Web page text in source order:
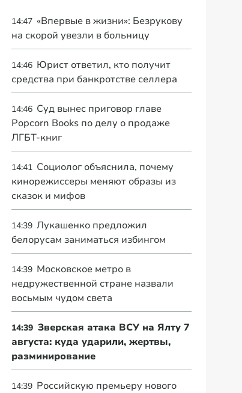
14:47 «Впервые в жизни»: Безрукову
на скорой увезли в больницу
14:46 Юрист ответил, кто получит
средства при банкротстве селлера
14:46 Суд вынес приговор главе
Popcorn Books по делу о продаже
ЛГБТ-книг
14:41 Социолог объяснила, почему
кинорежиссеры меняют образы из
сказок и мифов
14:39 Лукашенко предложил
белорусам заниматься избингом
14:39 Московское метро в
недружественной стране назвали
восьмым чудом света
14:39 Зверская атака ВСУ на Ялту 7
августа: куда ударили, жертвы,
разминирование
14:39 Российскую премьеру нового